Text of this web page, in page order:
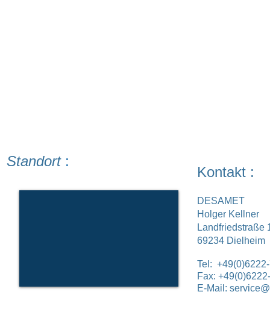
Standort:
Kontakt :
DESAMET
Holger Kellner
Landfriedstraße
69234 Dielheim
Tel:
Fax:
E-Mail: